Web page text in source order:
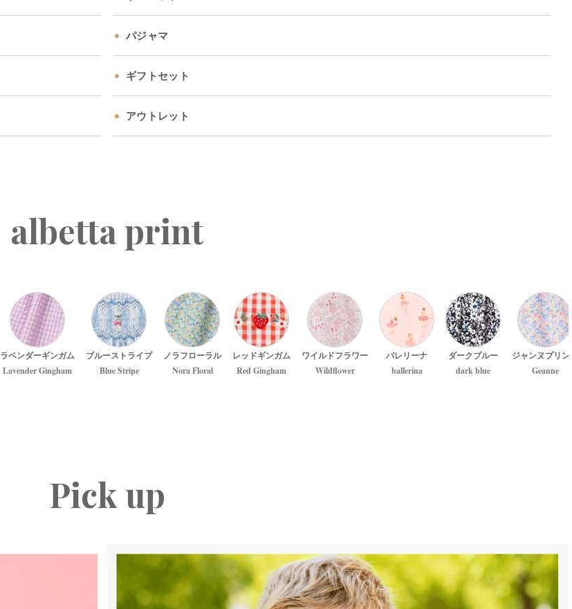
パジャマ
ギフトセット
アウトレット
albetta print
ラベンダーギンガム
Lavender Gingham
ブルーストライプ
Blue Stripe
ノラフローラル
Nora Floral
レッドギンガム
Red Gingham
ワイルドフラワー
Wildflower
バレリーナ
ballerina
ダークブルー
dark blue
ジャンヌプリン
Geanne
Pick up